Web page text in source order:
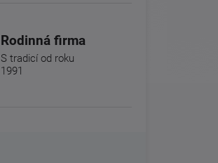
Rodinná firma
S tradicí od roku
1991